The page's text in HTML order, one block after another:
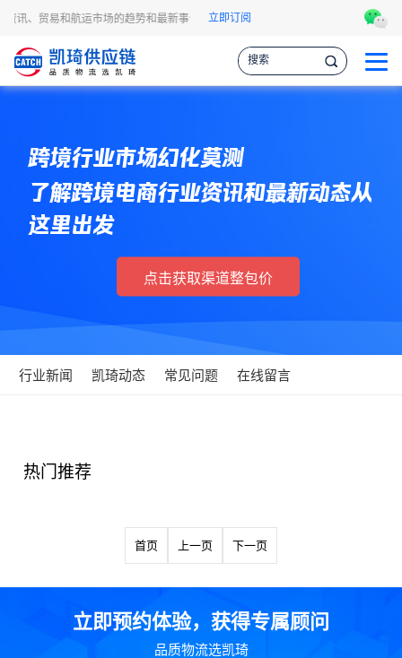
讯、贸易和航运市场的趋势和最新事件，让您掌握各种情报，作出更明智的供应
立即订阅
跨境行业市场幻化莫测
了解跨境电商行业资讯和最新动态从
这里出发
点击获取渠道整包价
行业新闻 凯琦动态 常见问题 在线留言
热门推荐
首页 上一页 下一页
立即预约体验，获得专属顾问
品质物流选凯琦